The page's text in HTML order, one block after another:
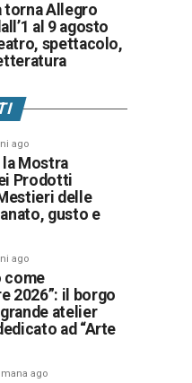
torna Allegro
al 9 agosto
spettacolo,
ago
Mostra
Prodotti
delle
gusto e
ago
come
2026”: il borgo
atelier
ad “Arte
ago